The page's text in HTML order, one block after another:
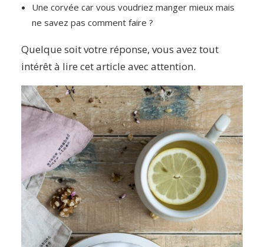
Une corvée car vous voudriez manger mieux mais
ne savez pas comment faire ?
Quelque soit votre réponse, vous avez tout
intérêt à lire cet article avec attention.